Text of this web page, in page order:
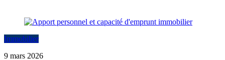
Immobilier
9 mars 2026